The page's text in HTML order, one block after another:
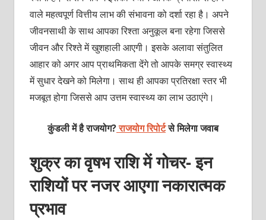
वाले महत्वपूर्ण वित्तीय लाभ की संभावना को दर्शा रहा है। अपने
जीवनसाथी के साथ आपका रिश्ता अनुकूल बना रहेगा जिससे
जीवन और रिश्ते में खुशहाली आएगी। इसके अलावा संतुलित
आहार को अगर आप प्राथमिकता देंगे तो आपके समग्र स्वास्थ्य
में सुधार देखने को मिलेगा। साथ ही आपका प्रतिरक्षा स्तर भी
मजबूत होगा जिससे आप उत्तम स्वास्थ्य का लाभ उठाएंगे।
कुंडली में है राजयोग?राजयोग रिपोर्टसे मिलेगा जवाब
शुक्र का वृषभ राशि में गोचर- इन
राशियों पर नजर आएगा नकारात्मक
प्रभाव